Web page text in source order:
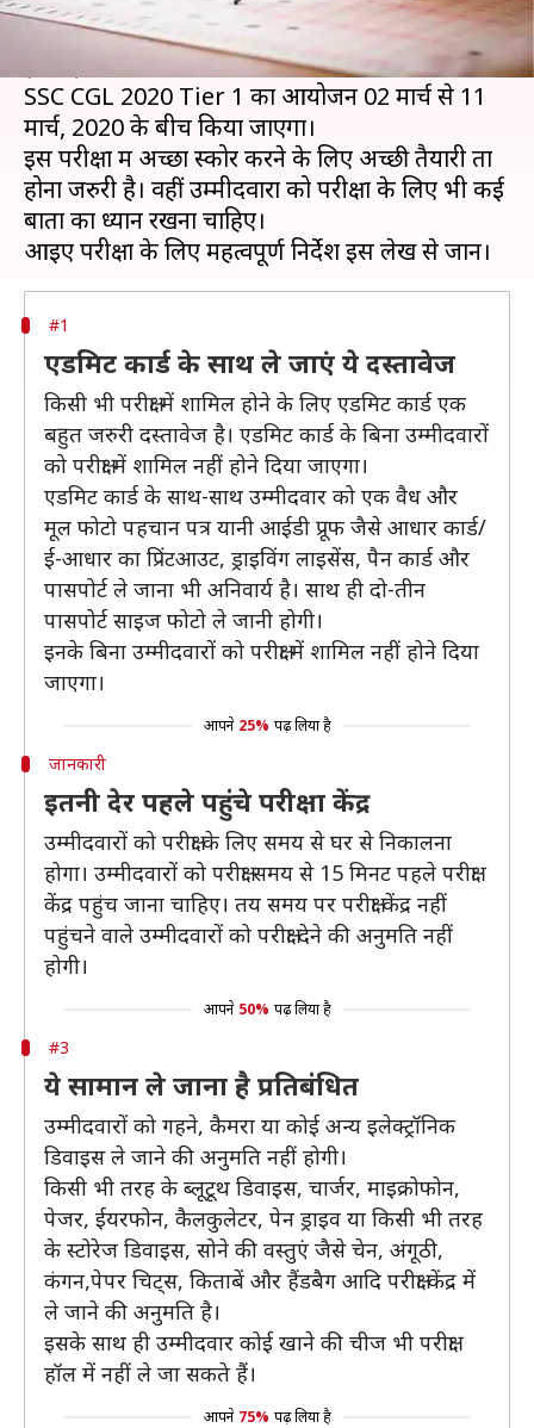
आयोग (SSC) द्वारा आयोजित संयुक्त स्नातक स्तर
(CGL) परीक्षा में शामिल होते हैं।
SSC CGL 2020 Tier 1 का आयोजन 02 मार्च से 11
मार्च, 2020 के बीच किया जाएगा।
इस परीक्षा में अच्छा स्कोर करने के लिए अच्छी तैयारी ता
होना जरुरी है। वहीं उम्मीदवारों को परीक्षा के लिए भी कई
बातों का ध्यान रखना चाहिए।
#1
एडमिट कार्ड के साथ ले जाएं ये दस्तावेज
किसी भी परीक्षा में शामिल होने के लिए एडमिट कार्ड एक
बहुत जरुरी दस्तावेज है। एडमिट कार्ड के बिना उम्मीदवारों
को परीक्षा में शामिल नहीं होने दिया जाएगा।
एडमिट कार्ड के साथ-साथ उम्मीदवार को एक वैध और
मूल फोटो पहचान पत्र यानी आईडी प्रूफ जैसे आधार कार्ड/
ई-आधार का प्रिंटआउट, ड्राइविंग लाइसेंस, पैन कार्ड और
पासपोर्ट ले जाना भी अनिवार्य है। साथ ही दो-तीन
पासपोर्ट साइज फोटो ले जानी होगी।
इनके बिना उम्मीदवारों को परीक्षा में शामिल नहीं होने दिया
जाएगा।
आपने 25% पढ़ लिया है
जानकारी
इतनी देर पहले पहुंचे परीक्षा केंद्र
उम्मीदवारों को परीक्षा के लिए समय से घर से निकालना
होगा। उम्मीदवारों को परीक्षा समय से 15 मिनट पहले परीक्षा
केंद्र पहुंच जाना चाहिए। तय समय पर परीक्षा केंद्र नहीं
पहुंचने वाले उम्मीदवारों को परीक्षा देने की अनुमति नहीं
होगी।
आपने 50% पढ़ लिया है
#3
ये सामान ले जाना है प्रतिबंधित
उम्मीदवारों को गहने, कैमरा या कोई अन्य इलेक्ट्रॉनिक
डिवाइस ले जाने की अनुमति नहीं होगी।
किसी भी तरह के ब्लूटूथ डिवाइस, चार्जर, माइक्रोफोन,
पेजर, ईयरफोन, कैलकुलेटर, पेन ड्राइव या किसी भी तरह
के स्टोरेज डिवाइस, सोने की वस्तुएं जैसे चेन, अंगूठी,
कंगन,पेपर चिट्स, किताबें और हैंडबैग आदि परीक्षा केंद्र में
ले जाने की अनुमति है।
इसके साथ ही उम्मीदवार कोई खाने की चीज भी परीक्षा
हॉल में नहीं ले जा सकते हैं।
आपने 75% पढ़ लिया है